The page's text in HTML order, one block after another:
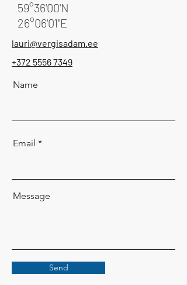
59°36'00'N
26°06'01''E
lauri@vergisadam.ee
+372 5556 7349
Name
Email
Message
Send